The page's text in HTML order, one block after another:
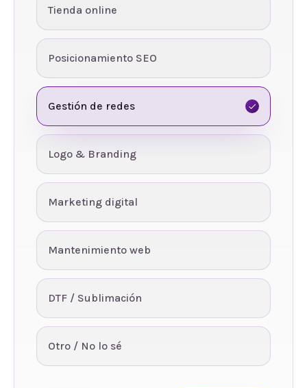
Tienda online
Posicionamiento SEO
Gestión de redes
Logo & Branding
Marketing digital
Mantenimiento web
DTF / Sublimación
Otro / No lo sé